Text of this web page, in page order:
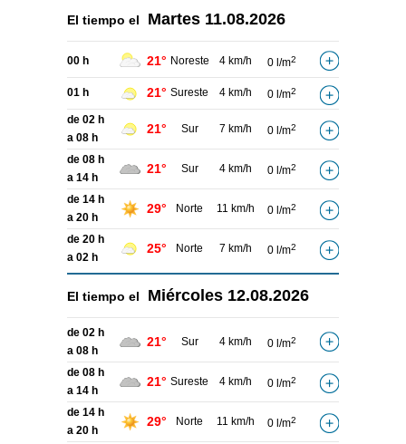
El tiempo el Martes 11.08.2026
00 h 21° Noreste 4 km/h 0 l/m2
01 h 21° Sureste 4 km/h 0 l/m2
de 02 h
a 08 h
21° Sur 7 km/h 0 l/m2
de 08 h
a 14 h
21° Sur 4 km/h 0 l/m2
de 14 h
a 20 h
29° Norte 11 km/h 0 l/m2
de 20 h
a 02 h
25° Norte 7 km/h 0 l/m2
El tiempo el Miércoles 12.08.2026
de 02 h
a 08 h
21° Sur 4 km/h 0 l/m2
de 08 h
a 14 h
21° Sureste 4 km/h 0 l/m2
de 14 h
a 20 h
29° Norte 11 km/h 0 l/m2